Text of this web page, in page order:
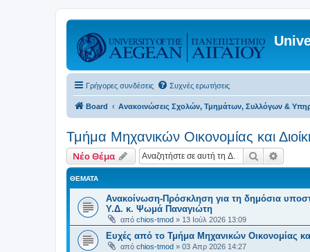
Γρήγορες συνδέσεις Συχνές ερωτήσεις
Board Ανακοινώσεις Σχολών, Τμημάτων, Συλλόγων &
Τμήμα Μηχανικών Οικονομίας και
Νέο Θέμα Αναζήτηση
ΘΈΜΑΤΑ
Ανακοίνωση-Πρόσκληση για τη δημόσια
Υ.Δ. κ. Ψωμά Παναγιώτη
από chios-tmod » 13 Ιούλ 2026 13:09
Ευχές από το Τμήμα Μηχανικών Οικονομίας
από chios-tmod » 03 Απρ 2026 14:27